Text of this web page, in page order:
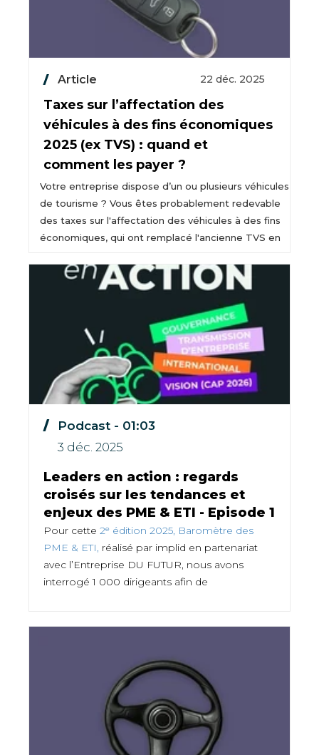
Article 22 déc. 2025
Taxes sur l’affectation des
véhicules à des fins économiques
2025 (ex TVS) : quand et
comment les payer ?
Votre entreprise dispose d’un ou plusieurs véhicules
de tourisme ? Vous êtes probablement redevable
des taxes sur l'affectation des véhicules à des fins
économiques, qui ont remplacé l'ancienne TVS en
Podcast - 01:03
3 déc. 2025
Leaders en action : regards
croisés sur les tendances et
enjeux des PME & ETI - Episode 1
Pour cette 2ᵉ édition 2025, Baromètre des
PME & ETI, réalisé par implid en partenariat
avec l’Entreprise DU FUTUR, nous avons
interrogé 1 000 dirigeants afin de